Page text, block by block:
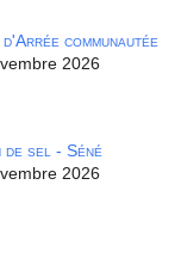
communautée
2026
sel - Séné
2026